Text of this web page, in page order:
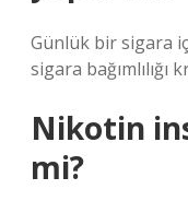
Günlük bir sigara
sigara
Nikotin
mi?